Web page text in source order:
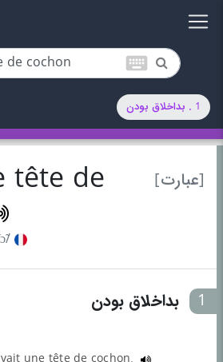
keyboard
1 . بداخلاق بودن
[عبارت] tête de
1 بداخلاق بودن